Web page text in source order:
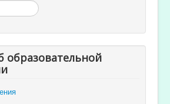
образования
образовательной